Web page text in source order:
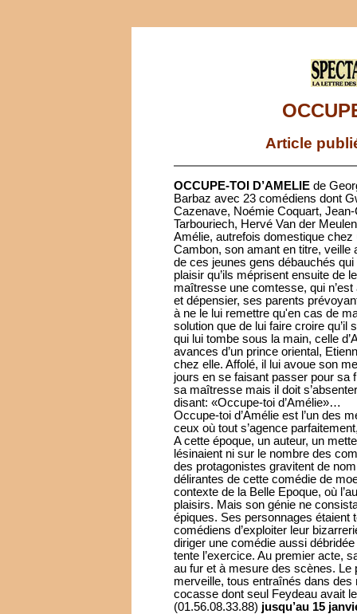
Article
OCCUPE-TOI D’AMELIE de
Barbaz avec 23 comédiens dont
Cazenave, Noémie Coquart,
Tarbouriech, Hervé Van der
Amélie, autrefois domestique
Cambon, son amant en titre, veille
de ces jeunes gens débauchés
plaisir qu’ils méprisent ensuite de
maîtresse une comtesse, qui n’est
et dépensier, ses parents
à ne le lui remettre qu'en cas de
solution que de lui faire croire
qui lui tombe sous la main, celle
avances d’un prince oriental,
chez elle. Affolé, il lui avoue son
jours en se faisant passer pour sa
sa maîtresse mais il doit
disant: «Occupe-toi d’Amélie»…
Occupe-toi d’Amélie est l’un des
ceux où tout s’agence
A cette époque, un auteur, un
lésinaient ni sur le nombre des
des protagonistes gravitent de
délirantes de cette comédie de
contexte de la Belle Epoque, où
plaisirs. Mais son génie ne
épiques. Ses personnages étaient
comédiens d’exploiter leur
diriger une comédie aussi
tente l’exercice. Au premier acte,
au fur et à mesure des scènes.
merveille, tous entraînés dans des
cocasse dont seul Feydeau avait
(01.56.08.33.88) jusqu’au 15